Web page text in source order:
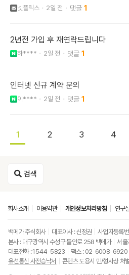
넷플릭스 2일 전 1
2년전 가입 후 재연락드립니다
하**** 2일 전 1
인터넷 신규 계약 문의
이**** 2일 전 1
1 2 3 4
검색
회사소개 이용약관 개인정보처리방침 연구실
백메가 주식회사 대표이사 : 신정권
사업자등록
본사 : 대구광역시 수성구 들안로 258 백메가
서울
대표전화 : 1544-5823
팩스 : 02-6008-6920
유선통신 사전승낙서
콘텐츠 도용시 민/형사상 처